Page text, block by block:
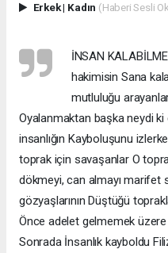
Erkek| Kadın (Haberi Sesli
İNSAN
hakimisin Sana
mutluluğu
Oyalanmaktan başka neydi ki
insanlığın Kayboluşunu
toprak için savaşanlar O
dökmeyi, can almayı marifet
gözyaşlarının Düştüğü
Önce adelet gelmemek
Sonrada İnsanlık kayboldu